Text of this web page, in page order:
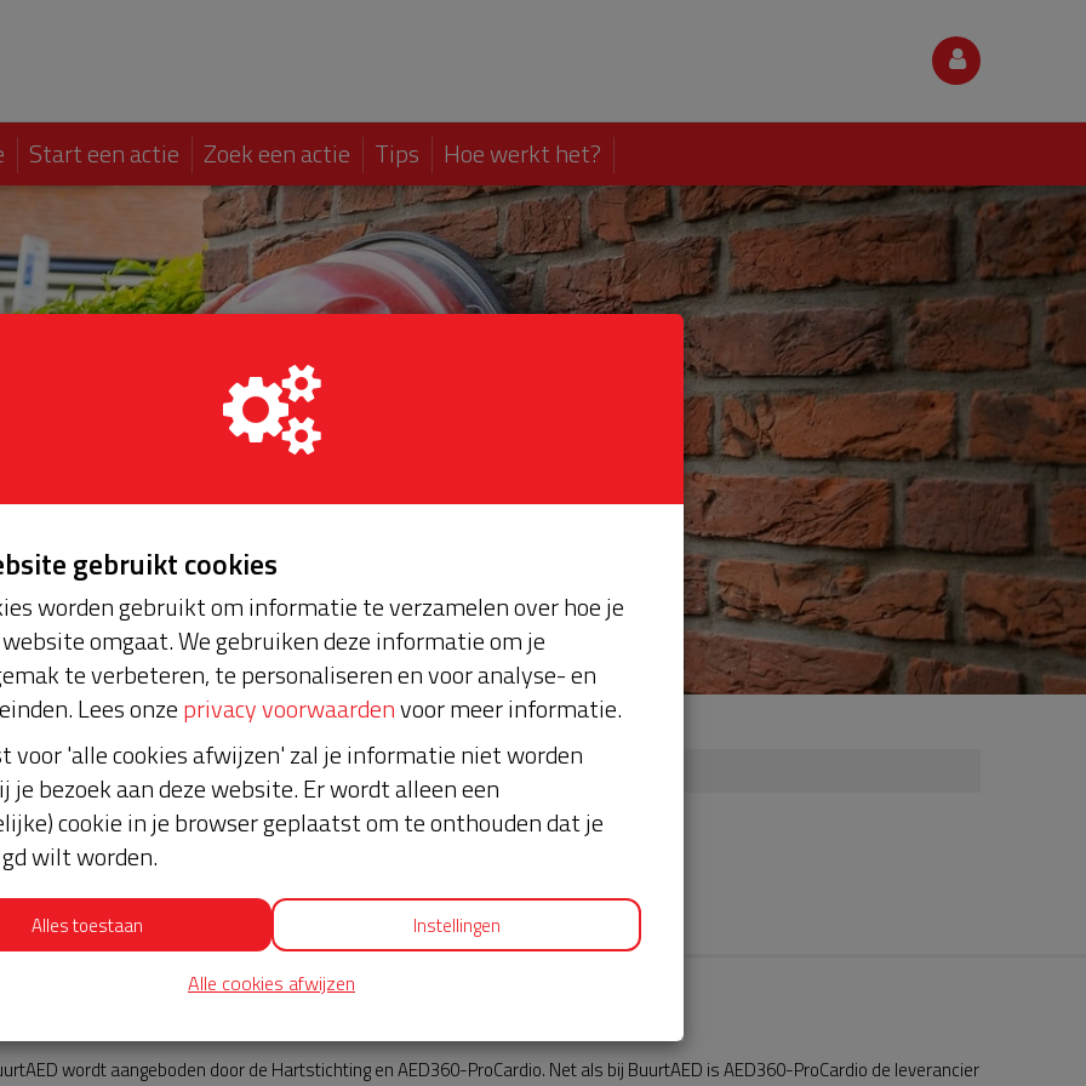
Start een actie Zoek een actie Tips Hoe werkt het?
Nieuws
wordt aangeboden door de Hartstichting en AED360-ProCardio. Net als bij BuurtAED is AED360-ProCardio de leverancier
gebruikt cookies
worden gebruikt om informatie te verzamelen over hoe je
omgaat. We gebruiken deze informatie om je
te verbeteren, te personaliseren en voor analyse- en
Lees onzeprivacy voorwaardenvoor meer informatie.
voor 'alle cookies afwijzen' zal je informatie niet worden
je bezoek aan deze website. Er wordt alleen een
cookie in je browser geplaatst om te onthouden dat je
wilt worden.
Alles toestaan Instellingen
Alle cookies afwijzen